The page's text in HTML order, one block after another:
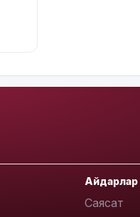
Айдарлар
Саясат